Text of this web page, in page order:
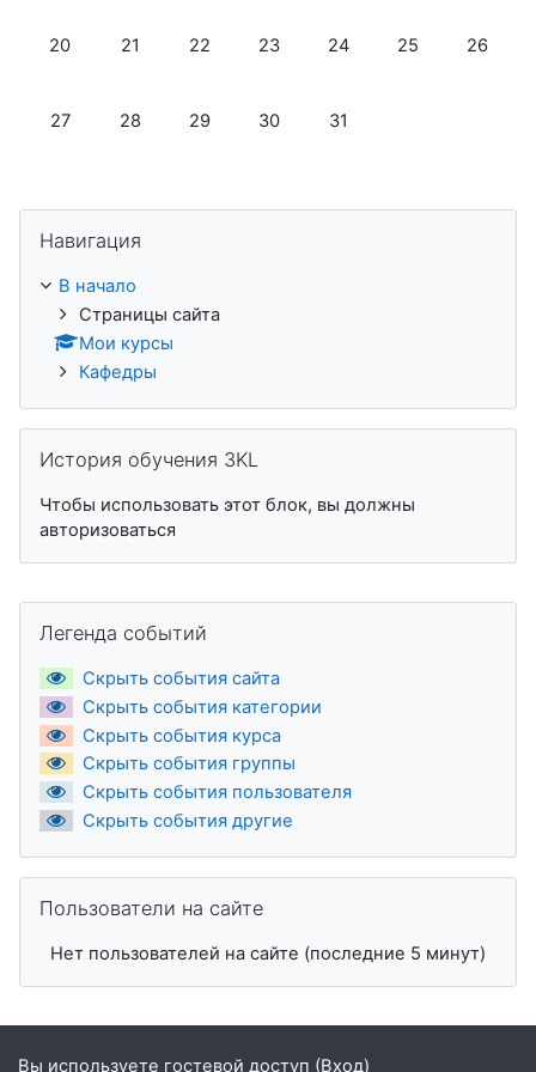
Нет событий, понедельник 20 октября
20 Нет событий, вторник 21 октября
21 Нет событий, среда 22 октября
22 Нет событий, четверг 23
23 Нет событий, пятница
24 Нет событий,
25 Нет
26
Нет событий, понедельник 27 октября
27 Нет событий, вторник 28 октября
28 Нет событий, среда 29 октября
29 Нет событий, четверг 30
30 Нет событий, пятница
31
Навигация
В начало
Страницы сайта
Мои курсы
Кафедры
История обучения 3KL
Чтобы использовать этот блок, вы должны
авторизоваться
Легенда событий
Скрыть события сайта
Скрыть события категории
Скрыть события курса
Скрыть события группы
Скрыть события пользователя
Скрыть события другие
Пользователи на сайте
Нет пользователей на сайте (последние 5 минут)
Вы используете гостевой доступ (Вход)